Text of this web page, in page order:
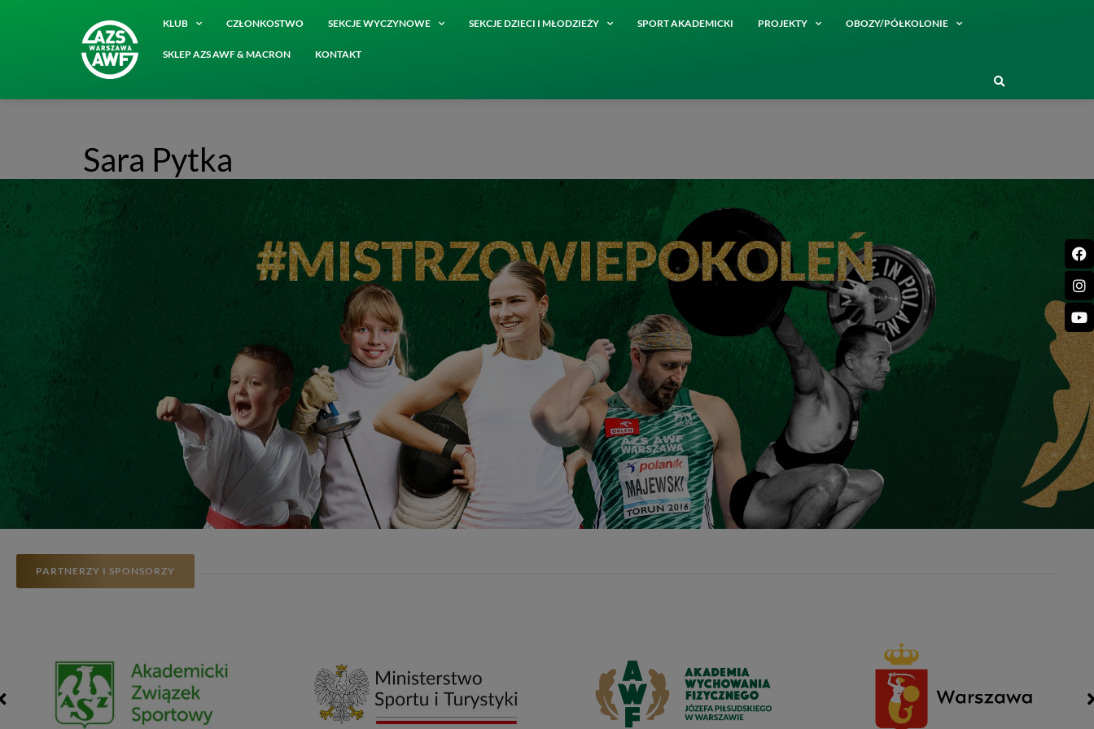
KLUB CZŁONKOSTWO SEKCJE WYCZYNOWE SEKCJE DZIECI I MŁODZIEŻY SPORT AKADEMICKI PROJEKTY OBOZY/PÓŁKOLONIE
SKLEP AZS AWF & MACRON KONTAKT
Sara Pytka
PARTNERZY I SPONSORZY